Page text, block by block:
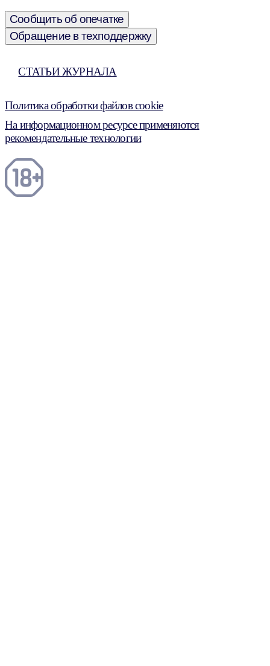
Сообщить об опечатке
Обращение в техподдержку
СТАТЬИ ЖУРНАЛА
Политика обработки файлов cookie
На информационном ресурсе применяются
рекомендательные технологии